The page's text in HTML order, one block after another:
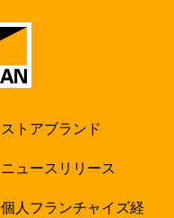
ストアブランド
ニュースリリース
個人フランチャイズ経